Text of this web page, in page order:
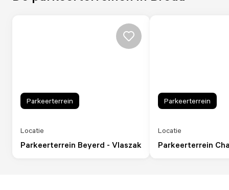
Parkeerterrein Beyerd - Vlaszak
Locatie
Parkeerterrein
Parkeerterrein
Locatie
Parkeerterrein